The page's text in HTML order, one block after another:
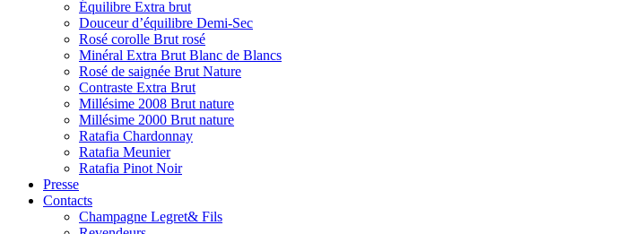
Équilibre Extra brut
Douceur d’équilibre Demi-Sec
Rosé corolle Brut rosé
Minéral Extra Brut Blanc de Blancs
Rosé de saignée Brut Nature
Contraste Extra Brut
Millésime 2008 Brut nature
Millésime 2000 Brut nature
Ratafia Chardonnay
Ratafia Meunier
Ratafia Pinot Noir
Presse
Contacts
Champagne Legret& Fils